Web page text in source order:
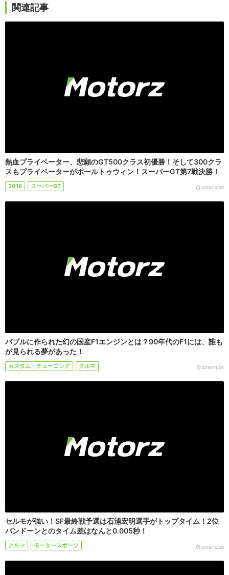
関連記事
熱血プライベーター、悲願のGT500クラス初優勝！そして300クラ
スもプライベーターがポールトゥウィン！スーパーGT第7戦決勝！
2016 スーパーGT 2016/10/09
バブルに作られた幻の国産F1エンジンとは？90年代のF1には、誰も
が見られる夢があった！
カスタム・チューニング クルマ 2016/11/06
セルモが強い！SF最終戦予選は石浦宏明選手がトップタイム！2位
バンドーンとのタイム差はなんと0.005秒！
クルマ モータースポーツ 2016/10/29